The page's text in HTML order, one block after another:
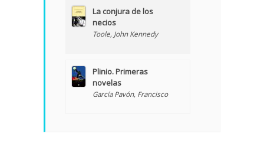
La conjura de los
necios
Toole, John Kennedy
Plinio. Primeras
novelas
García Pavón, Francisco